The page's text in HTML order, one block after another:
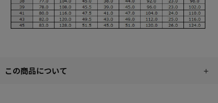
この商品について